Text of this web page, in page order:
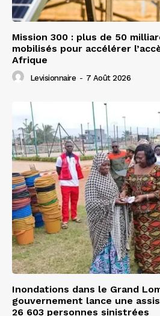
Mission 300 : plus de 50
mobilisés pour accélérer
Afrique
Levisionnaire - 7 Août 2026
Inondations dans le Grand
gouvernement lance une
26 603 personnes sinistrées